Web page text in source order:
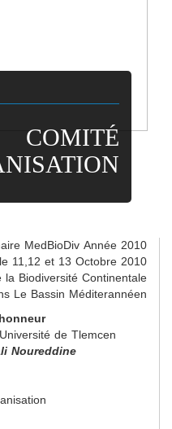
COMITÉ
MedBioDiv Année 2010
11,12 et 13 Octobre 2010
Biodiversité Continentale
Le Bassin Méditerannéen
de Tlemcen
Noureddine